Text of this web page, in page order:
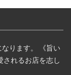
ります。 《旨い
されるお店を志し